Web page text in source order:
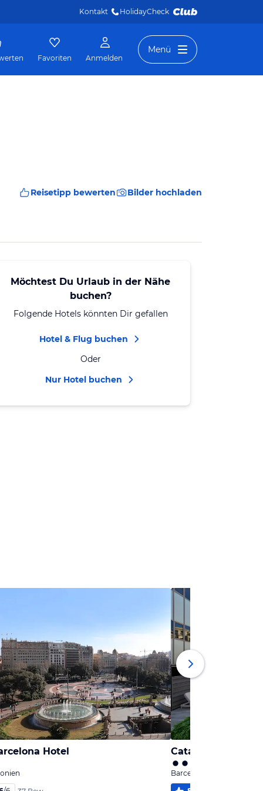
Kontakt HolidayCheck
Favoriten Anmelden
Menü
Reisetipp bewerten Bilder hochladen
Möchtest Du Urlaub in der Nähe
buchen?
Folgende Hotels könnten Dir gefallen
Hotel & Flug buchen
Oder
Nur Hotel buchen
Hotel Catalonia Square
Barcelona, Katalonien